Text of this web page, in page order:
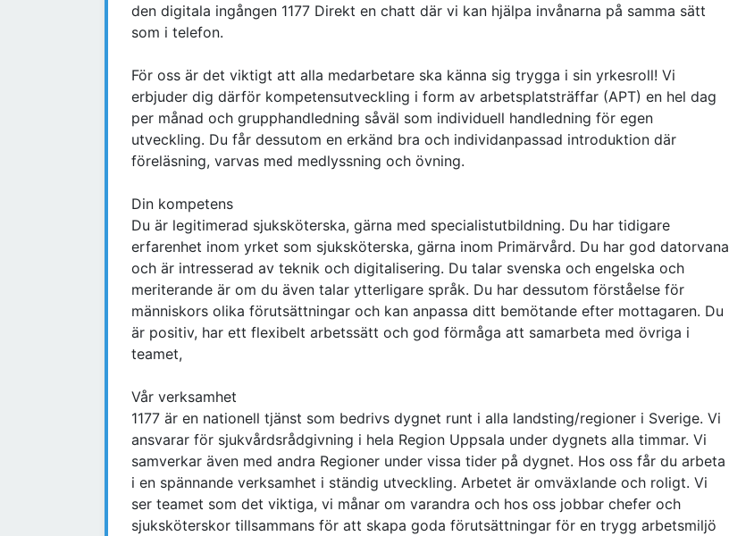
den digitala ingången 1177 Direkt en chatt där vi kan hjälpa invånarna på samma sätt
som i telefon.
För oss är det viktigt att alla medarbetare ska känna sig trygga i sin yrkesroll! Vi
erbjuder dig därför kompetensutveckling i form av arbetsplatsträffar (APT) en hel dag
per månad och grupphandledning såväl som individuell handledning för egen
utveckling. Du får dessutom en erkänd bra och individanpassad introduktion där
föreläsning, varvas med medlyssning och övning.
Din kompetens
Du är legitimerad sjuksköterska, gärna med specialistutbildning. Du har tidigare
erfarenhet inom yrket som sjuksköterska, gärna inom Primärvård. Du har god datorvana
och är intresserad av teknik och digitalisering. Du talar svenska och engelska och
meriterande är om du även talar ytterligare språk. Du har dessutom förståelse för
människors olika förutsättningar och kan anpassa ditt bemötande efter mottagaren. Du
är positiv, har ett flexibelt arbetssätt och god förmåga att samarbeta med övriga i
teamet,
Vår verksamhet
1177 är en nationell tjänst som bedrivs dygnet runt i alla landsting/regioner i Sverige. Vi
ansvarar för sjukvårdsrådgivning i hela Region Uppsala under dygnets alla timmar. Vi
samverkar även med andra Regioner under vissa tider på dygnet. Hos oss får du arbeta
i en spännande verksamhet i ständig utveckling. Arbetet är omväxlande och roligt. Vi
ser teamet som det viktiga, vi månar om varandra och hos oss jobbar chefer och
sjuksköterskor tillsammans för att skapa goda förutsättningar för en trygg arbetsmiljö